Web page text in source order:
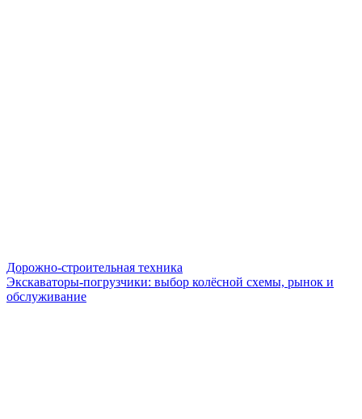
Дорожно-строительная техника
Экскаваторы-погрузчики: выбор колёсной схемы, рынок и
обслуживание